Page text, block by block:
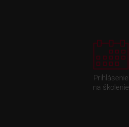
Prihlásenie
na školenie